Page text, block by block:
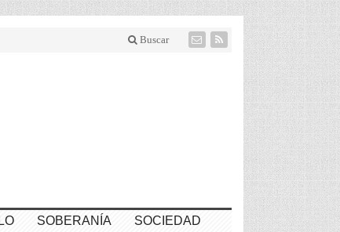
Buscar
SOBERANÍA
SOCIEDAD